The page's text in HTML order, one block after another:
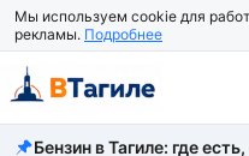
Мы используем cookie для
рекламы. Подробнее
Все новости
Бензин в Тагиле: где есть,